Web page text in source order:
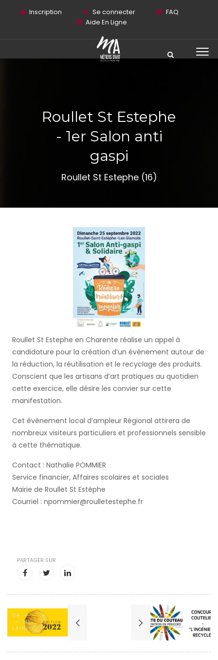
Inscription Se connecter
FAQ
Aide En Ligne
Roullet St Estephe
- 1er Salon anti
gaspi
Roullet St Estephe (16)
Roullet St Estephe en Charente réalise un appel à
candidature pour la création d’un évènement autour de
la réduction, la réutilisation et le recyclage des produits.
Conscient que les artisans d’art pratiques au quotidien
cette exercice, elle désire les convier sur cette
manifestation.
Cet évènement local d’ampleur Régional attirera de
nombreux visiteurs particuliers et professionnels sensible
à cette thématique.
Contact : Nathalie POMMIER
Service financier, Affaires scolaires et sociales
Mairie de Roullet St Estèphe
Courriel : npommier@roulletestephe.fr
PARTAGER SUR